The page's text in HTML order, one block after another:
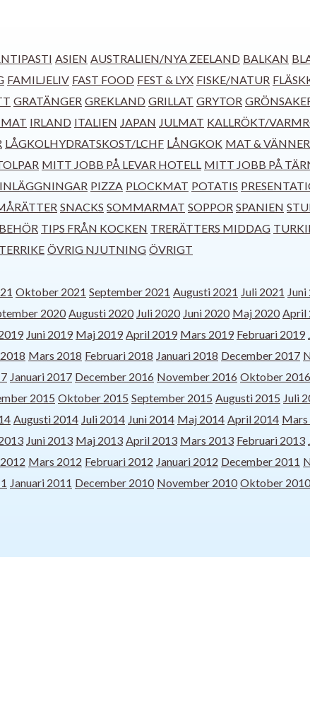
ASIEN AUSTRALIEN/NYA ZEELAND BALKAN
FAMILJELIV FAST FOOD FEST & LYX FISKE/NATUR
GRATÄNGER GREKLAND GRILLAT GRYTOR
IRLAND ITALIEN JAPAN JULMAT KALLRÖKT/
LÅGKOLHYDRATSKOST/LCHF LÅNGKOK MAT & VÄNNER
MITT JOBB PÅ LEVAR HOTELL MITT JOBB PÅ
PIZZA PLOCKMAT POTATIS
SNACKS SOMMARMAT SOPPOR SPANIEN
TIPS FRÅN KOCKEN TRERÄTTERS MIDDAG
ÖVRIG NJUTNING ÖVRIGT
Oktober 2021 September 2021 Augusti 2021 Juli 2021 Juni
2020 Augusti 2020 Juli 2020 Juni 2020 Maj 2020 April
Juni 2019 Maj 2019 April 2019 Mars 2019 Februari 2019
Mars 2018 Februari 2018 Januari 2018 December 2017
Januari 2017 December 2016 November 2016 Oktober 2016
2015 Oktober 2015 September 2015 Augusti 2015 Juli
Augusti 2014 Juli 2014 Juni 2014 Maj 2014 April 2014 Mars
Juni 2013 Maj 2013 April 2013 Mars 2013 Februari 2013
Mars 2012 Februari 2012 Januari 2012 December 2011
Januari 2011 December 2010 November 2010 Oktober 2010